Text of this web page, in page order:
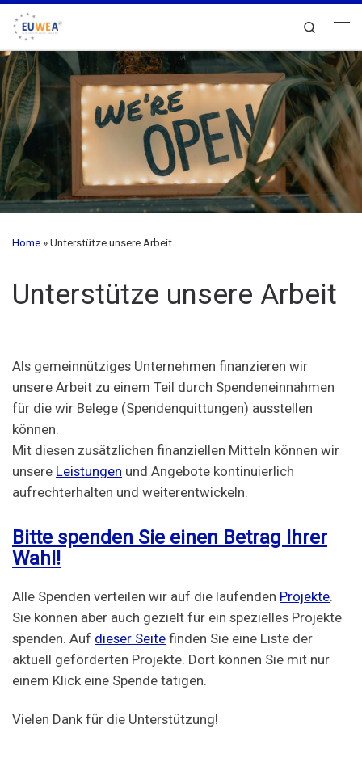
Zum Inhalt springen
Search
Home » Unterstütze unsere Arbeit
Unterstütze unsere Arbeit
Als gemeinnütziges Unternehmen finanzieren wir
unsere Arbeit zu einem Teil durch Spendeneinnahmen
für die wir Belege (Spendenquittungen) ausstellen
können.
Mit diesen zusätzlichen finanziellen Mitteln können wir
unsere Leistungen und Angebote kontinuierlich
aufrechterhalten und weiterentwickeln.
Bitte spenden Sie einen Betrag Ihrer
Wahl!
Alle Spenden verteilen wir auf die laufenden Projekte.
Sie können aber auch gezielt für ein spezielles Projekte
spenden. Auf dieser Seite finden Sie eine Liste der
aktuell geförderten Projekte. Dort können Sie mit nur
einem Klick eine Spende tätigen.
Vielen Dank für die Unterstützung!